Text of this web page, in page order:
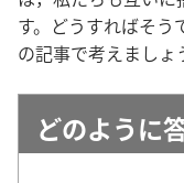
す。どうすればそう
の記事で考えましょ
どのように